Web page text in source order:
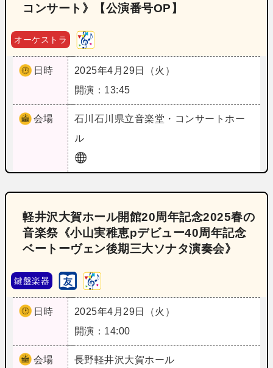
コンサート》【公演番号OP】
オーケストラ
日時
2025年4月29日（火）
開演：13:45
会場 石川 石川県立音楽堂・コンサートホー
ル
軽井沢大賀ホール開館20周年記念2025春の
音楽祭《小山実稚恵pデビュー40周年記念
ベートーヴェン後期三大ソナタ演奏会》
鍵盤楽器
日時
2025年4月29日（火）
開演：14:00
会場 長野軽井沢大賀ホール